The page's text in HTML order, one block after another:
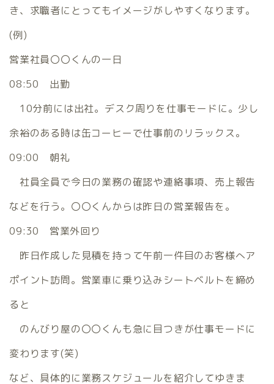
き、求職者にとってもイメージがしやすくなります。
(例)
営業社員〇〇くんの一日
08:50 出勤
10分前には出社。デスク周りを仕事モードに。少し
余裕のある時は缶コーヒーで仕事前のリラックス。
09:00 朝礼
社員全員で今日の業務の確認や連絡事項、売上報告
などを行う。〇〇くんからは昨日の営業報告を。
09:30 営業外回り
昨日作成した見積を持って午前一件目のお客様へア
ポイント訪問。営業車に乗り込みシートベルトを締め
ると
のんびり屋の〇〇くんも急に目つきが仕事モードに
変わります(笑)
など、具体的に業務スケジュールを紹介してゆきま